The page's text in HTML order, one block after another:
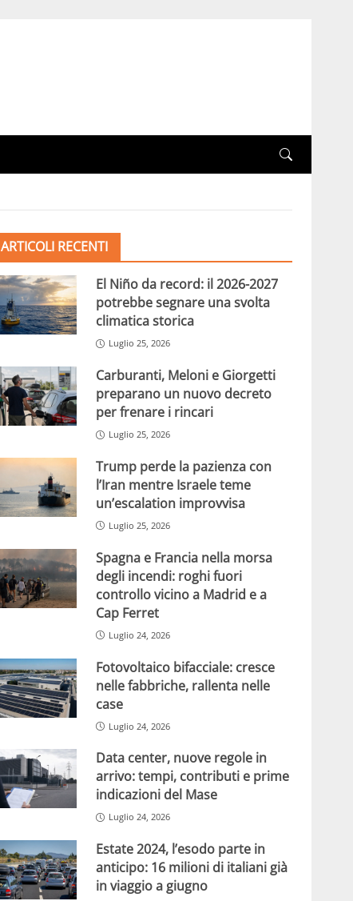
ARTICOLI RECENTI
El Niño da record: il 2026-2027
potrebbe segnare una svolta
climatica storica
Luglio 25, 2026
Carburanti, Meloni e Giorgetti
preparano un nuovo decreto
per frenare i rincari
Luglio 25, 2026
Trump perde la pazienza con
l’Iran mentre Israele teme
un’escalation improvvisa
Luglio 25, 2026
Spagna e Francia nella morsa
degli incendi: roghi fuori
controllo vicino a Madrid e a
Cap Ferret
Luglio 24, 2026
Fotovoltaico bifacciale: cresce
nelle fabbriche, rallenta nelle
case
Luglio 24, 2026
Data center, nuove regole in
arrivo: tempi, contributi e prime
indicazioni del Mase
Luglio 24, 2026
Estate 2024, l’esodo parte in
anticipo: 16 milioni di italiani già
in viaggio a giugno